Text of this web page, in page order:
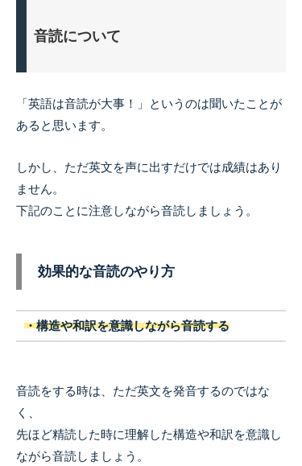
音読について
「英語は音読が大事！」というのは聞いたことが
あると思います。
しかし、ただ英文を声に出すだけでは成績はあり
ません。
下記のことに注意しながら音読しましょう。
効果的な音読のやり方
・構造や和訳を意識しながら音読する
音読をする時は、ただ英文を発音するのではな
く、
先ほど精読した時に理解した構造や和訳を意識し
ながら音読しましょう。